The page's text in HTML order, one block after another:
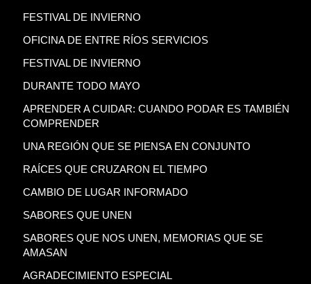
FESTIVAL DE INVIERNO
OFICINA DE ENTRE RÍOS SERVICIOS
FESTIVAL DE INVIERNO
DURANTE TODO MAYO
APRENDER A CUIDAR: CUANDO PODAR ES TAMBIÉN
COMPRENDER
UNA REGIÓN QUE SE PIENSA EN CONJUNTO
RAÍCES QUE CRUZARON EL TIEMPO
CAMBIO DE LUGAR INFORMADO
SABORES QUE UNEN
SABORES QUE NOS UNEN, MEMORIAS QUE SE
AMASAN
AGRADECIMIENTO ESPECIAL